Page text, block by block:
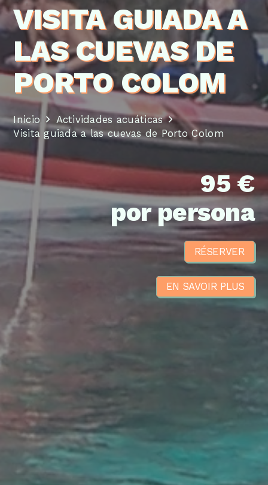
VISITA GUIADA A
LAS CUEVAS DE
PORTO COLOM
Inicio
Actividades acuáticas
Visita guiada a las cuevas de Porto Colom
95 €
por persona
RÉSERVER
EN SAVOIR PLUS